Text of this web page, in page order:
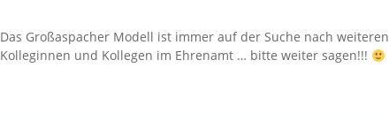
Das Großaspacher Modell ist immer auf der Suche nach weiteren
Kolleginnen und Kollegen im Ehrenamt … bitte weiter sagen!!!